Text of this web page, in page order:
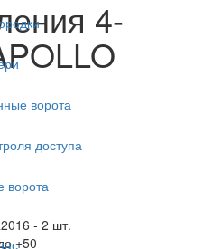
ворота
доступа
ворота
4-
- 2 шт.
+50